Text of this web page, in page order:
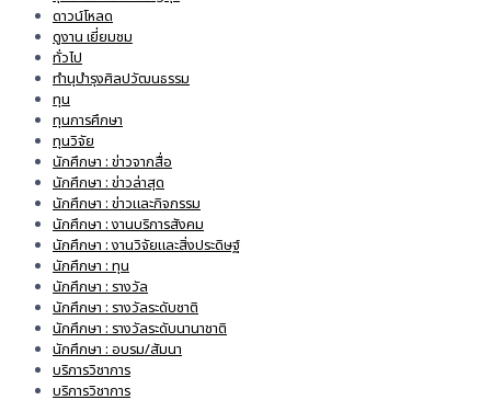
ดาวน์โหลด
ดูงาน เยี่ยมชม
ทั่วไป
ทำนุบำรุงศิลปวัฒนธรรม
ทุน
ทุนการศึกษา
ทุนวิจัย
นักศึกษา : ข่าวจากสื่อ
นักศึกษา : ข่าวล่าสุด
นักศึกษา : ข่าวและกิจกรรม
นักศึกษา : งานบริการสังคม
นักศึกษา : งานวิจัยและสิ่งประดิษฐ์
นักศึกษา : ทุน
นักศึกษา : รางวัล
นักศึกษา : รางวัลระดับชาติ
นักศึกษา : รางวัลระดับนานาชาติ
นักศึกษา : อบรม/สัมนา
บริการวิชาการ
บริการวิชาการ